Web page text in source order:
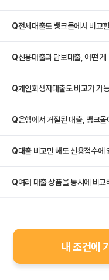
Q전세대출도 뱅크몰에서 비교
Q신용대출과 담보대출, 어떤
Q개인회생자대출도 비교가 가
Q은행에서 거절된 대출, 뱅크
Q대출 비교만 해도 신용점수에
Q여러 대출 상품을 동시에 비교
내 조건에